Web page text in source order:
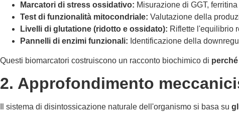
Marcatori di stress ossidativo: Misurazione di GGT,
Test di funzionalità mitocondriale: Valutazione della
Livelli di glutatione (ridotto e ossidato): Riflette l'equilibrio
Pannelli di enzimi funzionali: Identificazione della
Questi biomarcatori costruiscono un racconto biochimico di
2. Approfondimento
Il sistema di disintossicazione naturale dell'organismo si basa su